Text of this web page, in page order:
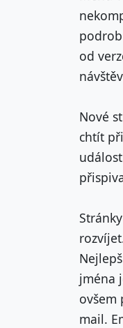
od
Nové
chtít
jména
ovšem
mail.